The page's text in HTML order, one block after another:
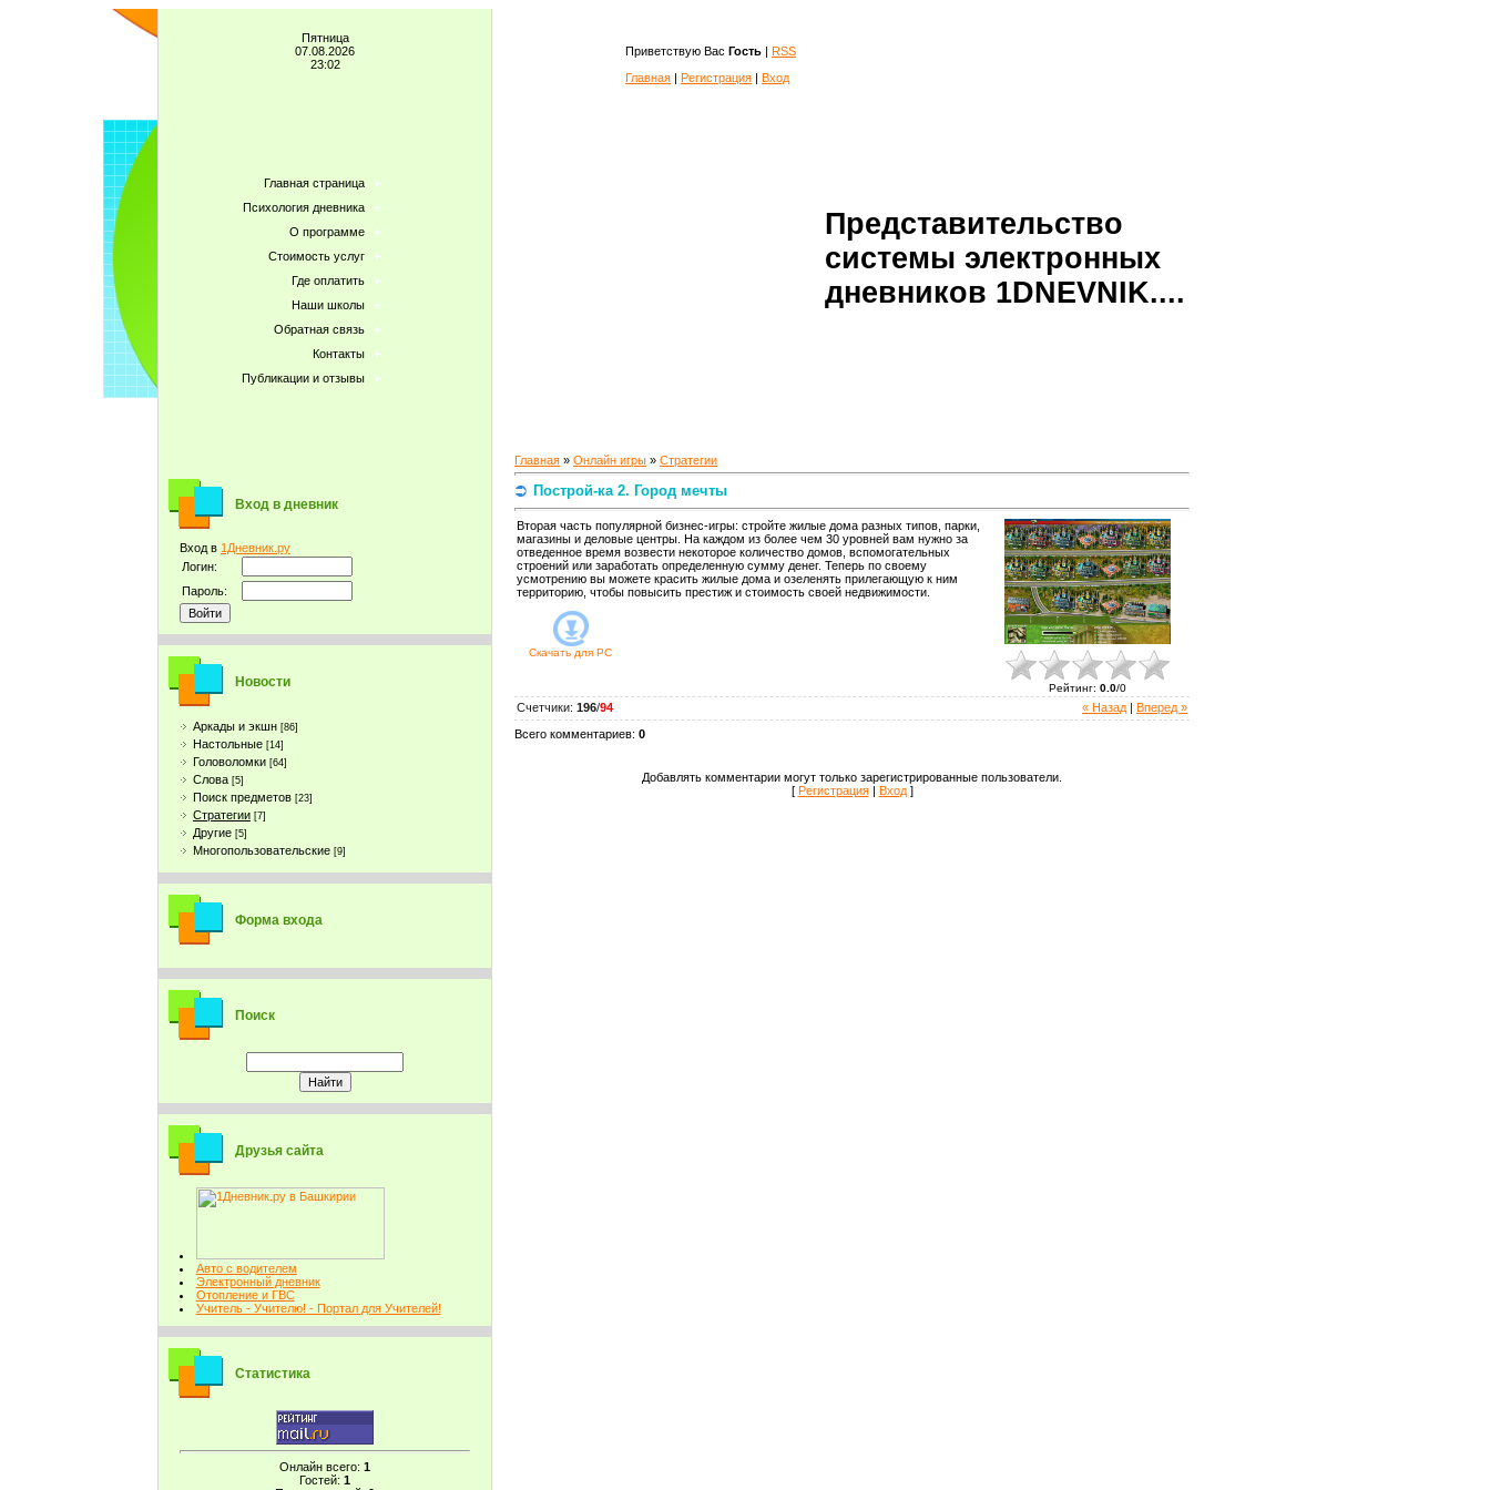
Пятница
07.08.2026
23:02
Главная страница
Психология дневника
О программе
Стоимость услуг
Где оплатить
Наши школы
Обратная связь
Контакты
Публикации и отзывы
Вход в дневник
Вход в 1Дневник.ру
Логин:
Пароль:
Новости
Аркады и экшн [86]
Настольные [14]
Головоломки [64]
Слова [5]
Поиск предметов [23]
Стратегии [7]
Другие [5]
Многопользовательские [9]
Форма входа
Поиск
Друзья сайта
Авто с водителем
Электронный дневник
Отопление и ГВС
Учитель - Учителю! - Портал для Учителей!
Статистика
Онлайн всего: 1
Гостей: 1
Приветствую Вас Гость | RSS
Главная | Регистрация | Вход
Представительство
системы электронных
дневников 1DNEVNIK....
Главная » Онлайн игры » Стратегии
Построй-ка 2. Город мечты
Вторая часть популярной бизнес-игры: стройте жилые дома разных типов, парки,
магазины и деловые центры. На каждом из более чем 30 уровней вам нужно за
отведенное время возвести некоторое количество домов, вспомогательных
строений или заработать определенную сумму денег. Теперь по своему
усмотрению вы можете красить жилые дома и озеленять прилегающую к ним
территорию, чтобы повысить престиж и стоимость своей недвижимости.
Скачать для PC
Рейтинг: 0.0/0
« Назад Вперед »
Счетчики: 196/94
Всего комментариев: 0
Добавлять комментарии могут только зарегистрированные пользователи.
[ Регистрация| Вход]